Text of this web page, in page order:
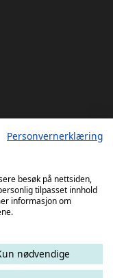
Personvernerklæring
besøk på nettsiden,
tilpasset innhold
informasjon om
nødvendige